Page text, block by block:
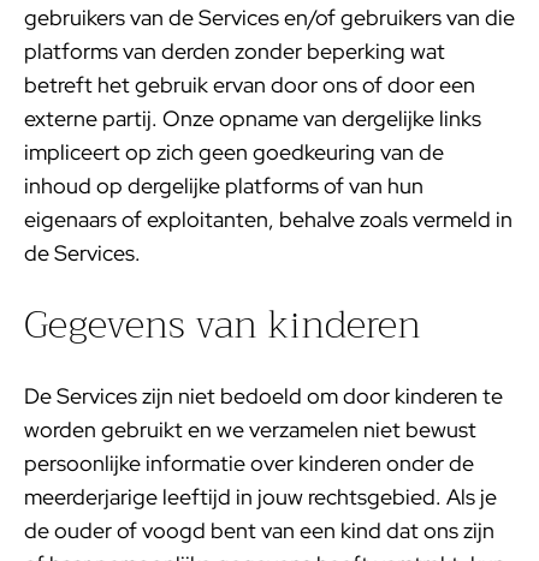
gebruikers van de Services en/of gebruikers van die
platforms van derden zonder beperking wat
betreft het gebruik ervan door ons of door een
externe partij. Onze opname van dergelijke links
impliceert op zich geen goedkeuring van de
inhoud op dergelijke platforms of van hun
eigenaars of exploitanten, behalve zoals vermeld in
de Services.
Gegevens van kinderen
De Services zijn niet bedoeld om door kinderen te
worden gebruikt en we verzamelen niet bewust
persoonlijke informatie over kinderen onder de
meerderjarige leeftijd in jouw rechtsgebied. Als je
de ouder of voogd bent van een kind dat ons zijn